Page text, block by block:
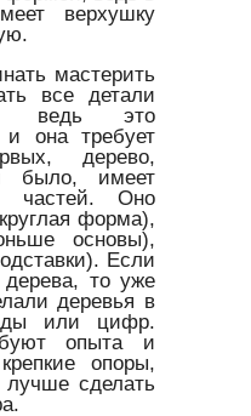
верхушку
мастерить
все детали
ведь это
и она требует
дерево,
было, имеет
частей. Оно
форма),
основы),
Если
дерева, то уже
деревья в
или цифр.
опыта и
опоры,
сделать